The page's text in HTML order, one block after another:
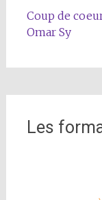
Coup de
Omar Sy
Les